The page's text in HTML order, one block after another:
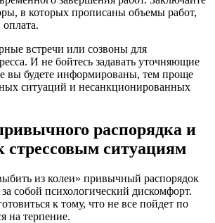
в которых прописаны объемы работ,
встречи или созвоны для
И не бойтесь задавать уточняющие
вы будете информированы, тем проще
ситуаций и несанкционированных
распорядка и
стрессовым ситуациям
из колеи» привычный распорядок
собой психологический дискомфорт.
к тому, что не все пойдет по
на терпение.